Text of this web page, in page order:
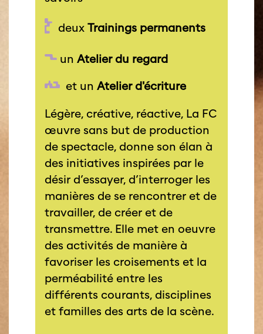
deux Trainings permanents
un Atelier du regard
et un Atelier d'écriture
Légère, créative, réactive, La FC
œuvre sans but de production
de spectacle, donne son élan à
des initiatives inspirées par le
désir d’essayer, d’interroger les
manières de se rencontrer et de
travailler, de créer et de
transmettre. Elle met en oeuvre
des activités de manière à
favoriser les croisements et la
perméabilité entre les
différents courants, disciplines
et familles des arts de la scène.